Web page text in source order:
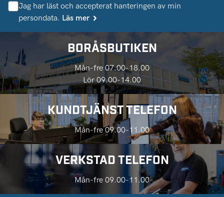
Jag har läst och accepterat hanteringen av min
persondata. Läs mer
BORÅSBUTIKEN
Mån-fre 07.00-18.00
Lör 09.00-14.00
KUNDTJÄNST TELEFON
Mån-fre 09.00-11.00
VERKSTAD TELEFON
Mån-fre 09.00-11.00